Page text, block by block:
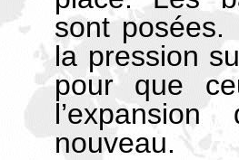
sont posées.
la pression
pour que
nouveau.